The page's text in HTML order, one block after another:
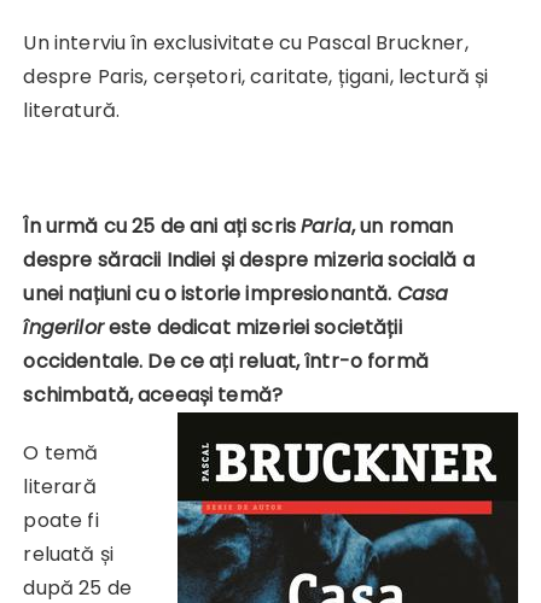
Un interviu în exclusivitate cu Pascal Bruckner,
despre Paris, cerșetori, caritate, țigani, lectură și
literatură.
În urmă cu25 de ani ați scrisParia, un roman
despre săracii Indiei și despre mizeria socială a
unei națiuni cu o istorie impresionantă. Casa
îngeriloreste dedicat mizeriei societății
occidentale. De ce ați reluat, într-o formă
schimbată, aceeași temă?
O temă
literară
poate fi
reluată și
după 25 de